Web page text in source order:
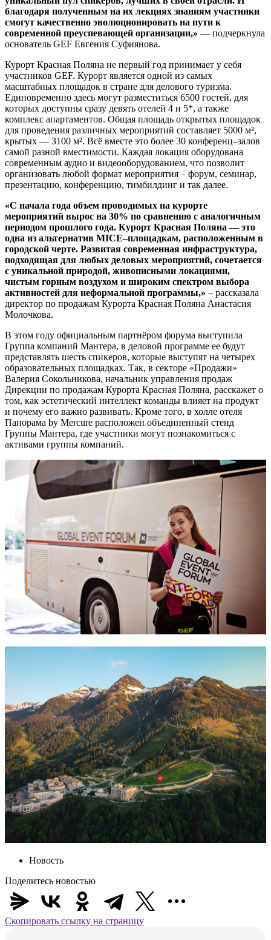
благодаря полученным на их лекциях знаниям участники
смогут качественно эволюционировать на пути к
современной преуспевающей организации,» — подчеркнула
основатель GEF Евгения Суфиянова.
Курорт Красная Поляна не первый год принимает у себя
участников GEF. Курорт является одной из самых
масштабных площадок в стране для делового туризма.
Единовременно здесь могут разместиться 6500 гостей, для
которых доступны сразу девять отелей 4 и 5*, а также
комплекс апартаментов. Общая площадь открытых площадок
для проведения различных мероприятий составляет 5000 м²,
крытых — 3100 м². Всё вместе это более 30 конференц–залов
самой разной вместимости. Каждая локация оборудована
современным аудио и видеооборудованием, что позволит
организовать любой формат мероприятия – форум, семинар,
презентацию, конференцию, тимбилдинг и так далее.
«С начала года объем проводимых на курорте
мероприятий вырос на 30% по сравнению с аналогичным
периодом прошлого года. Курорт Красная Поляна — это
одна из альтернатив MICE–площадкам, расположенным в
городской черте. Развитая современная инфраструктура,
подходящая для любых деловых мероприятий, сочетается
с уникальной природой, живописными локациями,
чистым горным воздухом и широким спектром выбора
активностей для неформальной программы,» – рассказала
директор по продажам Курорта Красная Поляна Анастасия
Молочкова.
В этом году официальным партнёром форума выступила
Группа компаний Мантера, в деловой программе ее будут
представлять шесть спикеров, которые выступят на четырех
образовательных площадках. Так, в секторе «Продажи»
Валерия Сокольникова, начальник управления продаж
Дирекции по продажам Курорта Красная Поляна, расскажет о
том, как эстетический интеллект команды влияет на продукт
и почему его важно развивать. Кроме того, в холле отеля
Панорама by Mercure расположен объединенный стенд
Группы Мантера, где участники могут познакомиться с
активами группы компаний.
Новость
Поделитесь новостью
Скопировать ссылку на страницу